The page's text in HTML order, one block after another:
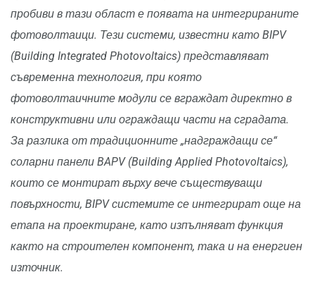
пробиви в тази област е появата на интегрираните
фотоволтаици. Тези системи, известни като BIPV
(Building Integrated Photovoltaics) представляват
съвременна технология, при която
фотоволтаичните модули се вграждат директно в
конструктивни или ограждащи части на сградата.
За разлика от традиционните „надграждащи се“
соларни панели BAPV (Building Applied Photovoltaics),
които се монтират върху вече съществуващи
повърхности, BIPV системите се интегрират още на
етапа на проектиране, като изпълняват функция
както на строителен компонент, така и на енергиен
източник.